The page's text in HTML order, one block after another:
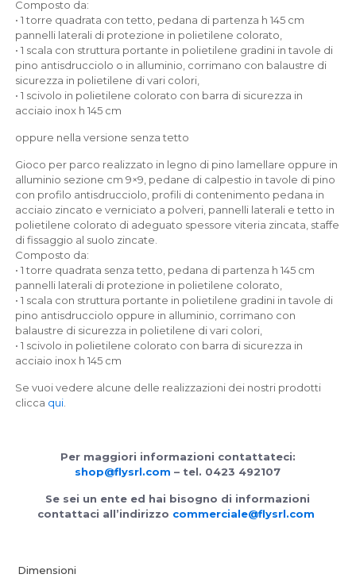
Composto da:
• 1 torre quadrata con tetto, pedana di partenza h 145 cm
pannelli laterali di protezione in polietilene colorato,
• 1 scala con struttura portante in polietilene gradini in tavole di
pino antisdrucciolo o in alluminio, corrimano con balaustre di
sicurezza in polietilene di vari colori,
• 1 scivolo in polietilene colorato con barra di sicurezza in
acciaio inox h 145 cm
oppure nella versione senza tetto
Gioco per parco realizzato in legno di pino lamellare oppure in
alluminio sezione cm 9×9, pedane di calpestio in tavole di pino
con profilo antisdrucciolo, profili di contenimento pedana in
acciaio zincato e verniciato a polveri, pannelli laterali e tetto in
polietilene colorato di adeguato spessore viteria zincata, staffe
di fissaggio al suolo zincate.
Composto da:
• 1 torre quadrata senza tetto, pedana di partenza h 145 cm
pannelli laterali di protezione in polietilene colorato,
• 1 scala con struttura portante in polietilene gradini in tavole di
pino antisdrucciolo oppure in alluminio, corrimano con
balaustre di sicurezza in polietilene di vari colori,
• 1 scivolo in polietilene colorato con barra di sicurezza in
acciaio inox h 145 cm
Se vuoi vedere alcune delle realizzazioni dei nostri prodotti
clicca qui
Per maggiori informazioni contattateci:
shop@flysrl.com – tel. 0423 492107
Se sei un ente ed hai bisogno di informazioni
contattaci all’indirizzo commerciale@flysrl.com
Dimensioni